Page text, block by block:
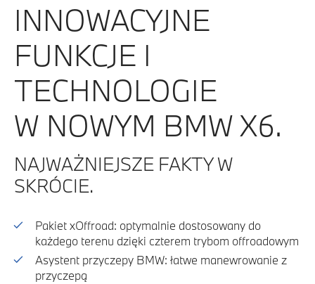
INNOWACYJNE
FUNKCJE I
TECHNOLOGIE
W NOWYM BMW X6.
NAJWAŻNIEJSZE FAKTY W
SKRÓCIE.
Pakiet xOffroad: optymalnie dostosowany do
każdego terenu dzięki czterem trybom offroadowym
Asystent przyczepy BMW: łatwe manewrowanie z
przyczepą